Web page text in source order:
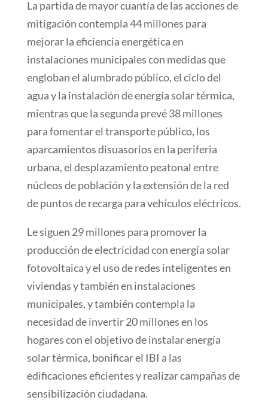
La partida de mayor cuantía de las acciones de
mitigación contempla 44 millones para
mejorar la eficiencia energética en
instalaciones municipales con medidas que
engloban el alumbrado público, el ciclo del
agua y la instalación de energía solar térmica,
mientras que la segunda prevé 38 millones
para fomentar el transporte público, los
aparcamientos disuasorios en la periferia
urbana, el desplazamiento peatonal entre
núcleos de población y la extensión de la red
de puntos de recarga para vehículos eléctricos.
Le siguen 29 millones para promover la
producción de electricidad con energía solar
fotovoltaica y el uso de redes inteligentes en
viviendas y también en instalaciones
municipales, y también contempla la
necesidad de invertir 20 millones en los
hogares con el objetivo de instalar energía
solar térmica, bonificar el IBI a las
edificaciones eficientes y realizar campañas de
sensibilización ciudadana.